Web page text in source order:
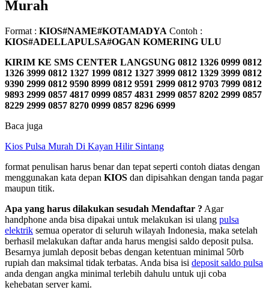
Murah
Format : KIOS#NAME#KOTAMADYA Contoh :
KIOS#ADELLAPULSA#OGAN KOMERING ULU
KIRIM KE SMS CENTER LANGSUNG 0812 1326 0999 0812
1326 3999 0812 1327 1999 0812 1327 3999 0812 1329 3999 0812
9390 2999 0812 9590 8999 0812 9591 2999 0812 9703 7999 0812
9893 2999 0857 4817 0999 0857 4831 2999 0857 8202 2999 0857
8229 2999 0857 8270 0999 0857 8296 6999
Baca juga
Kios Pulsa Murah Di Kayan Hilir Sintang
format penulisan harus benar dan tepat seperti contoh diatas dengan
menggunakan kata depan KIOS dan dipisahkan dengan tanda pagar
maupun titik.
Apa yang harus dilakukan sesudah Mendaftar ? Agar
handphone anda bisa dipakai untuk melakukan isi ulang pulsa
elektrik semua operator di seluruh wilayah Indonesia, maka setelah
berhasil melakukan daftar anda harus mengisi saldo deposit pulsa.
Besarnya jumlah deposit bebas dengan ketentuan minimal 50rb
rupiah dan maksimal tidak terbatas. Anda bisa isi deposit saldo pulsa
anda dengan angka minimal terlebih dahulu untuk uji coba
kehebatan server kami.